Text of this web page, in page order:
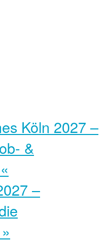
Köln 2027 –
&
–
»